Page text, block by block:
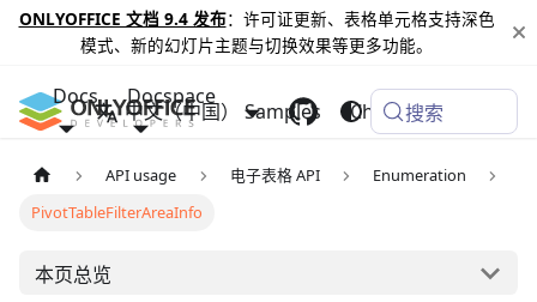
ONLYOFFICE 文档 9.4 发布：许可证更新、表格单元格支持深色
模式、新的幻灯片主题与切换效果等更多功能。
Docs Docspace
Samples Changelog
中文（中国） 搜索
API usage 电子表格 API
Enumeration
PivotTableFilterAreaInfo
本页总览